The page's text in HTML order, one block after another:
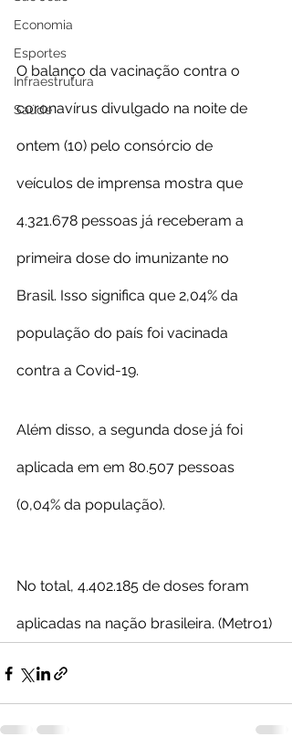
Economia
Esportes
Infraestrutura
Saúde
O balanço da vacinação contra o
coronavírus divulgado na noite de
ontem (10) pelo consórcio de
veículos de imprensa mostra que
4.321.678 pessoas já receberam a
primeira dose do imunizante no
Brasil. Isso significa que 2,04% da
população do país foi vacinada
contra a Covid-19.
Além disso, a segunda dose já foi
aplicada em em 80.507 pessoas
(0,04% da população).
No total, 4.402.185 de doses foram
aplicadas na nação brasileira. (Metro1)